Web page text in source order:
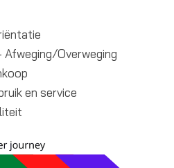
Overweging
en service